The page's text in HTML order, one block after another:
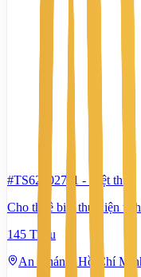
#TS62302711 - Biệt thự
Cho thuê biệt thự diện
145 Triệu
An Khánh, Hồ Chí